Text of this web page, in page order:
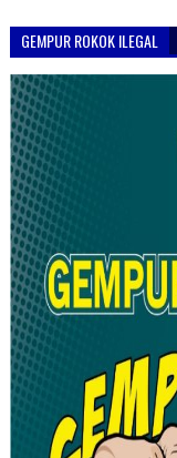
GEMPUR ROKOK ILEGAL